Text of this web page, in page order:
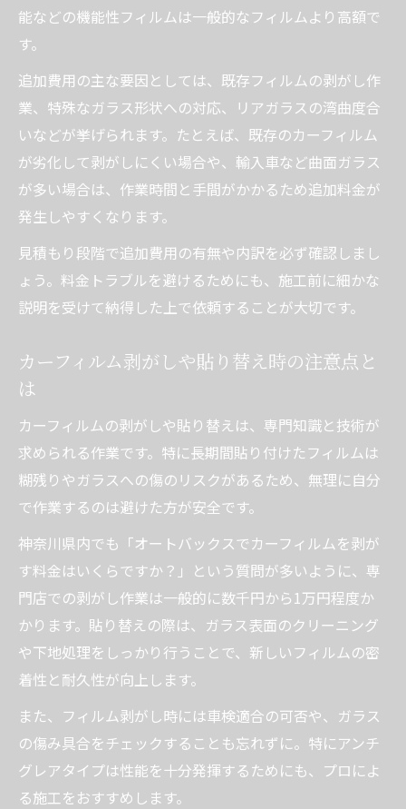
能などの機能性フィルムは一般的なフィルムより高額で
す。
追加費用の主な要因としては、既存フィルムの剥がし作
業、特殊なガラス形状への対応、リアガラスの湾曲度合
いなどが挙げられます。たとえば、既存のカーフィルム
が劣化して剥がしにくい場合や、輸入車など曲面ガラス
が多い場合は、作業時間と手間がかかるため追加料金が
発生しやすくなります。
見積もり段階で追加費用の有無や内訳を必ず確認しまし
ょう。料金トラブルを避けるためにも、施工前に細かな
説明を受けて納得した上で依頼することが大切です。
カーフィルム剥がしや貼り替え時の注意点と
は
カーフィルムの剥がしや貼り替えは、専門知識と技術が
求められる作業です。特に長期間貼り付けたフィルムは
糊残りやガラスへの傷のリスクがあるため、無理に自分
で作業するのは避けた方が安全です。
神奈川県内でも「オートバックスでカーフィルムを剥が
す料金はいくらですか？」という質問が多いように、専
門店での剥がし作業は一般的に数千円から1万円程度か
かります。貼り替えの際は、ガラス表面のクリーニング
や下地処理をしっかり行うことで、新しいフィルムの密
着性と耐久性が向上します。
また、フィルム剥がし時には車検適合の可否や、ガラス
の傷み具合をチェックすることも忘れずに。特にアンチ
グレアタイプは性能を十分発揮するためにも、プロによ
る施工をおすすめします。